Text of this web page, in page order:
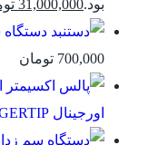
بود.31,000,000
700,000 تومان
اورجینال FINGERTIP